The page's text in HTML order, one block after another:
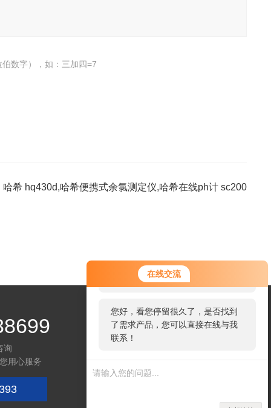
在线交流
您好！欢迎前来咨询，很高兴为您
服务，请问您要咨询什么问题呢？
您好，看您停留很久了，是否找到
了需求产品，您可以直接在线与我
联系！
数字），如：三加四=7
哈希 hq430d,哈希便携式余氯测定仪,哈希在线ph计 sc200
询
用心服务
微信咨询